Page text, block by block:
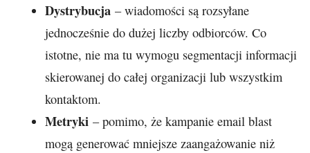
Dystrybucja – wiadomości są rozsyłane
jednocześnie do dużej liczby odbiorców. Co
istotne, nie ma tu wymogu segmentacji informacji
skierowanej do całej organizacji lub wszystkim
kontaktom.
Metryki – pomimo, że kampanie email blast
mogą generować mniejsze zaangażowanie niż